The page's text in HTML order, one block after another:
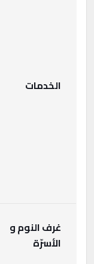
الخدمات
غرف النوم و
الأسرّة